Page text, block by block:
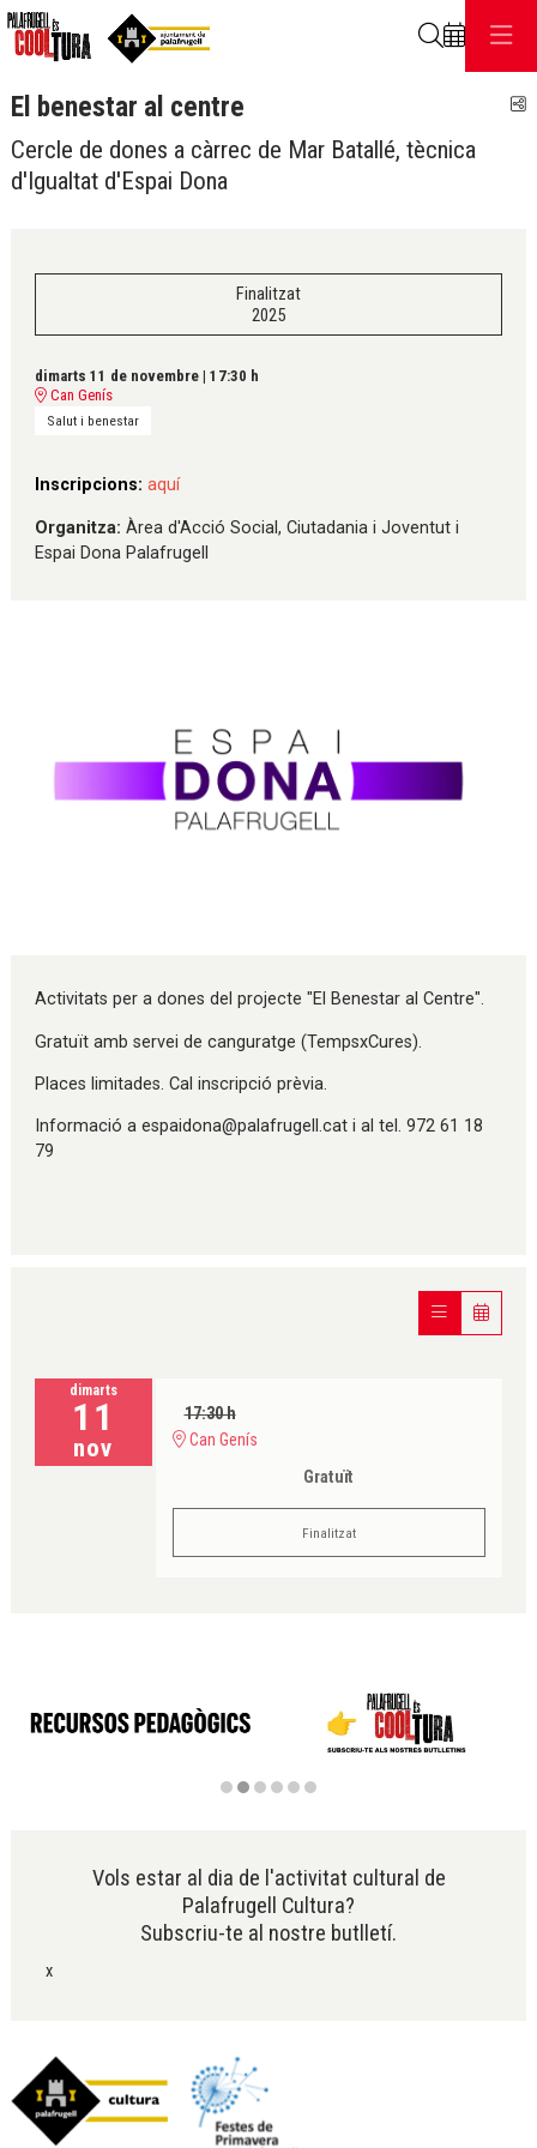
El benestar al centre
Cercle de dones a càrrec de Mar Batallé, tècnica
d'Igualtat d'Espai Dona
Finalitzat
2025
dimarts 11 de novembre | 17:30 h
Can Genís
Salut i benestar
Inscripcions: aquí
Organitza: Àrea d'Acció Social, Ciutadania i Joventut i
Espai Dona Palafrugell
Activitats per a dones del projecte "El Benestar al Centre".
Gratuït amb servei de canguratge (TempsxCures).
Places limitades. Cal inscripció prèvia.
Informació a espaidona@palafrugell.cat i al tel. 972 61 18
79
dimarts
11
nov
17:30 h
Can Genís
Gratuït
Finalitzat
Vols estar al dia de l'activitat cultural de
Palafrugell Cultura?
Subscriu-te al nostre butlletí.
x